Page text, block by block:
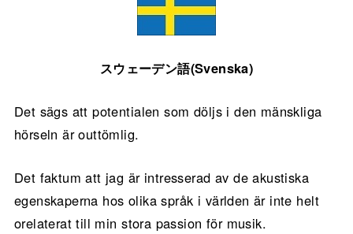
スウェーデン語(Svenska)
Det sägs att potentialen som döljs i den mänskliga
hörseln är outtömlig.
Det faktum att jag är intresserad av de akustiska
egenskaperna hos olika språk i världen är inte helt
orelaterat till min stora passion för musik.